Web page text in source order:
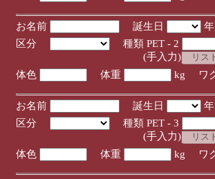
お名前 誕生日
区分
種類 PET - 2
(手入力)
体色
体重 kg ワ
お名前 誕生日
区分
種類 PET - 3
(手入力)
体色
体重 kg ワ